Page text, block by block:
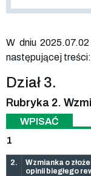
W dniu
następującej treści:
Dział 3.
Rubryka 2.
WPISAĆ
1
2.
Wzmianka o
opinii biegłego